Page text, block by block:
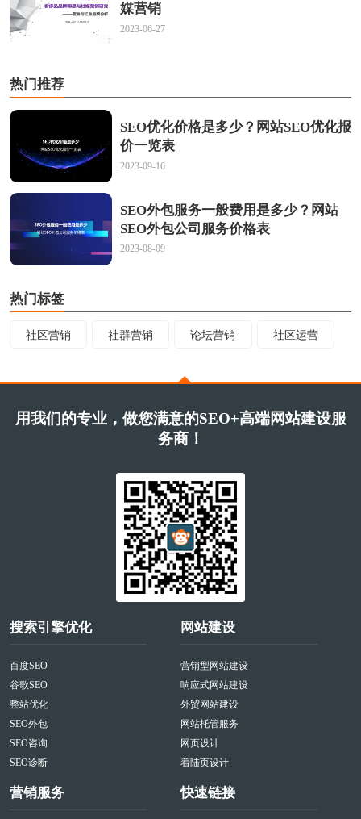
媒营销
2023-06-27
热门推荐
SEO优化价格是多少？网站SEO优化报
价一览表
2023-09-16
SEO外包服务一般费用是多少？网站
SEO外包公司服务价格表
2023-08-09
热门标签
社区营销 社群营销 论坛营销 社区运营
用我们的专业，做您满意的SEO+高端网站建设服
务商！
搜索引擎优化
百度SEO
谷歌SEO
整站优化
SEO外包
SEO咨询
SEO诊断
网站建设
营销型网站建设
响应式网站建设
外贸网站建设
网站托管服务
网页设计
着陆页设计
营销服务 快速链接